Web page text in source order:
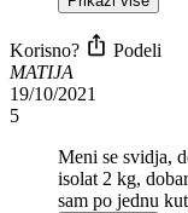
Korisno?
Podeli
MATIJA
19/10/2021
5
Meni se svidja,
isolat 2 kg,
sam po jednu